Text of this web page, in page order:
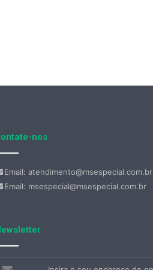
nos
Email: atendimento@msespecial.com.br
Email: msespecial@msespecial.com.br